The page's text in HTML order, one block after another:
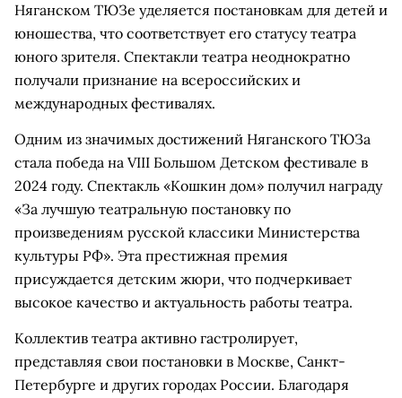
Няганском ТЮЗе уделяется постановкам для детей и
юношества, что соответствует его статусу театра
юного зрителя. Спектакли театра неоднократно
получали признание на всероссийских и
международных фестивалях.
Одним из значимых достижений Няганского ТЮЗа
стала победа на VIII Большом Детском фестивале в
2024 году. Спектакль «Кошкин дом» получил награду
«За лучшую театральную постановку по
произведениям русской классики Министерства
культуры РФ». Эта престижная премия
присуждается детским жюри, что подчеркивает
высокое качество и актуальность работы театра.
Коллектив театра активно гастролирует,
представляя свои постановки в Москве, Санкт-
Петербурге и других городах России. Благодаря